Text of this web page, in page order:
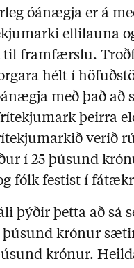
óánægja er á
ellilauna
til framfærslu.
hélt í
með það að
þeirra
verið
í 25 þúsund
fólk festist í
þýðir þetta að sá
þúsund krónur
krónur.